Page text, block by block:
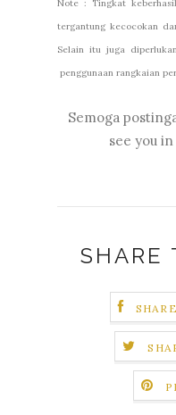
Note : Tingkat
tergantung kecocokan
Selain itu juga
penggunaan rangkaian
Semoga
see you
SHARE